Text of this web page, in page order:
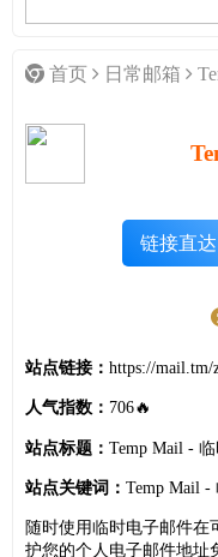
首页 日常邮箱
链接直达
站点链接： https://mail.tm/
人气指数： 706🔥
站点标题： Temp Mail -
站点关键词： Temp Mail -
随时使用临时电子邮件在
护您的个人电子邮件地址